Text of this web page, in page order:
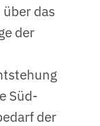
das
der
Süd-
der